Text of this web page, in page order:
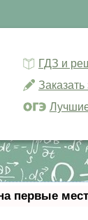
ГДЗ и
первые